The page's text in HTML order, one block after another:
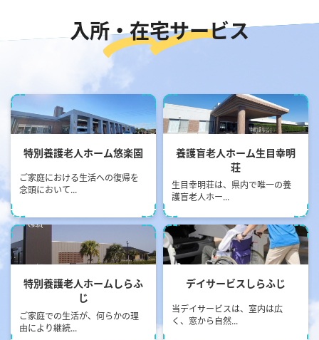
入所・在宅サービス
" alt="画像：特別養護⽼⼈ホー
ム悠楽園">
特別養護⽼⼈ホーム悠楽園
ご家庭における生活への復帰を
念頭において...
" alt="画像：養護盲⽼⼈ホーム
⽣⽬幸明荘">
養護盲⽼⼈ホーム⽣⽬幸明
荘
生目幸明荘は、県内で唯一の養
護盲老人ホー...
" alt="画像：特別養護⽼⼈ホー
ムしらふじ">
特別養護⽼⼈ホームしらふ
じ
ご家庭での生活が、何らかの理
由により継続...
" alt="画像：デイサービスしら
ふじ">
デイサービスしらふじ
当デイサービスは、室内は広
く、窓から自然...